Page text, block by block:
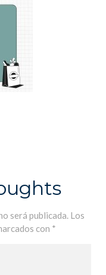
será publicada. Los
con *